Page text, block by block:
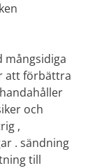
mångsidiga
att förbättra
och
,
. sändning
till